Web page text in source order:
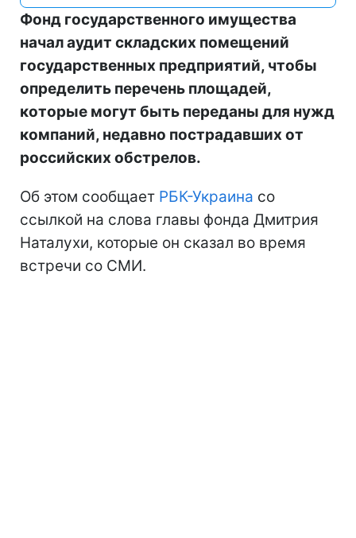
Фонд государственного имущества
начал аудит складских помещений
государственных предприятий, чтобы
определить перечень площадей,
которые могут быть переданы для нужд
компаний, недавно пострадавших от
российских обстрелов.
Об этом сообщает РБК-Украина со
ссылкой на слова главы фонда Дмитрия
Наталухи, которые он сказал во время
встречи со СМИ.